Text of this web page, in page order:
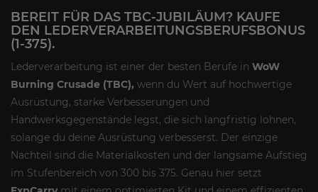
BEREIT FÜR DAS TBC-JUBILÄUM? KAUFE
DEN LEDERVERARBEITUNGSBERUFSBONUS
(1-375).
Lederverarbeitung ist einer der besten Berufe in WoW
Burning Crusade (TBC), wenn du Wert auf hochwertige
Ausrüstung, starke Verbesserungen und
Handwerksgegenstände legst, die sich langfristig lohnen,
solange du deine Ausrüstung verbesserst. Der einzige
Nachteil sind die Materialkosten und der langsame Aufstieg
im Stufenbereich von 300 bis 375. Genau hier setzt